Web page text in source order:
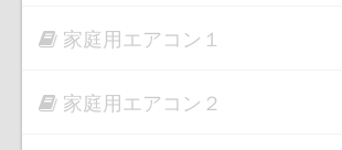
家庭用エアコン１
家庭用エアコン２